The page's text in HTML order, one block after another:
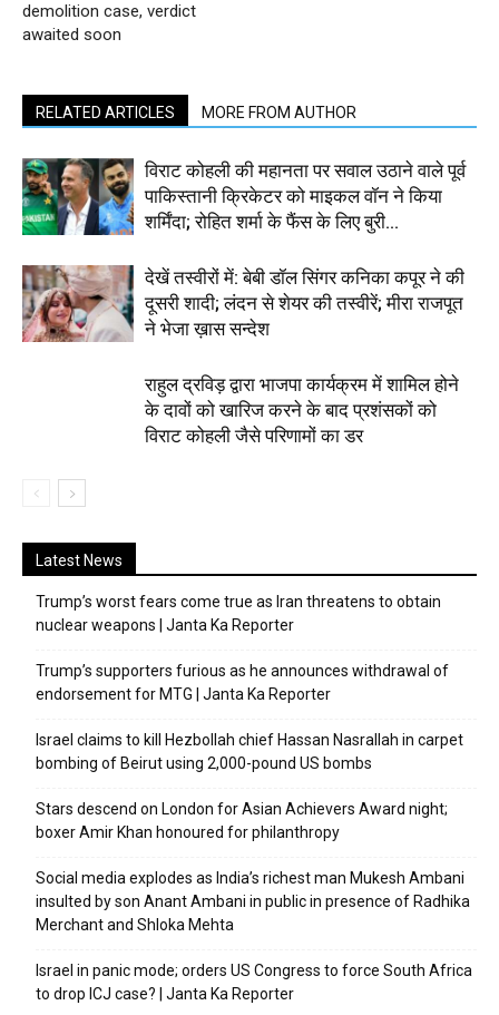
demolition case, verdict
awaited soon
RELATED ARTICLES MORE FROM AUTHOR
विराट कोहली की महानता पर सवाल उठाने वाले पूर्व
पाकिस्तानी क्रिकेटर को माइकल वॉन ने किया
शर्मिंदा; रोहित शर्मा के फैंस के लिए बुरी...
देखें तस्वीरों में: बेबी डॉल सिंगर कनिका कपूर ने की
दूसरी शादी; लंदन से शेयर की तस्वीरें; मीरा राजपूत
ने भेजा ख़ास सन्देश
राहुल द्रविड़ द्वारा भाजपा कार्यक्रम में शामिल होने
के दावों को खारिज करने के बाद प्रशंसकों को
विराट कोहली जैसे परिणामों का डर
Latest News
Trump’s worst fears come true as Iran threatens to obtain
nuclear weapons | Janta Ka Reporter
Trump’s supporters furious as he announces withdrawal of
endorsement for MTG | Janta Ka Reporter
Israel claims to kill Hezbollah chief Hassan Nasrallah in carpet
bombing of Beirut using 2,000-pound US bombs
Stars descend on London for Asian Achievers Award night;
boxer Amir Khan honoured for philanthropy
Social media explodes as India’s richest man Mukesh Ambani
insulted by son Anant Ambani in public in presence of Radhika
Merchant and Shloka Mehta
Israel in panic mode; orders US Congress to force South Africa
to drop ICJ case? | Janta Ka Reporter